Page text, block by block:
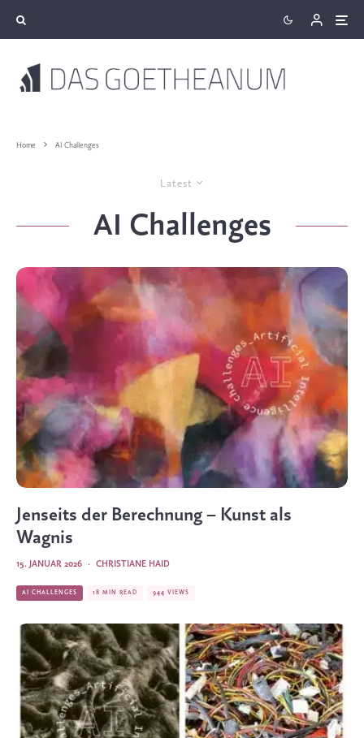
Home AI Challenges
Latest
AI Challenges
Jenseits der Berechnung – Kunst als
Wagnis
CHRISTIANE HAID
·
15. JANUAR 2026
AI CHALLENGES 18 MIN READ 944 VIEWS